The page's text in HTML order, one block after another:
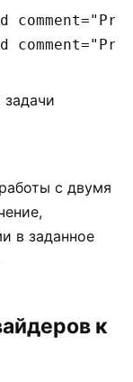
с двумя
в заданное
к